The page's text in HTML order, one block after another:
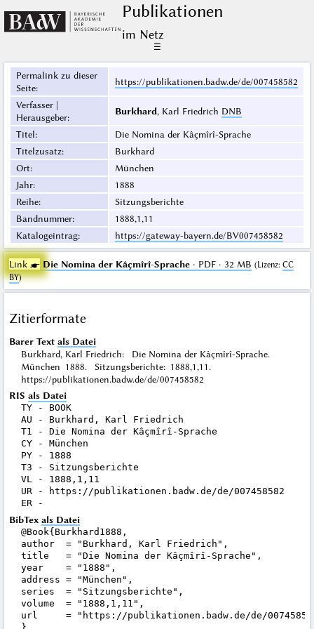
Publikationen
im Netz
☰
Permalink zu dieser
Seite:
https://publikationen.badw.de/de/007458582
Verfasser |
Herausgeber:
Burkhard, Karl Friedrich DNB
Titel:
Die Nomina der Kâçmîrî-Sprache
Titelzusatz:
Burkhard
Ort:
München
Jahr:
1888
Reihe:
Sitzungsberichte
Bandnummer:
1888,1,11
Katalogeintrag: https://gateway-bayern.de/BV007458582
Link ☛ Die Nomina der Kâçmîrî-Sprache· PDF · 32 MB (Lizenz: CC
BY)
Zitierformate
Barer Text als Datei
Burkhard, Karl Friedrich: Die Nomina der Kâçmîrî-Sprache.
München 1888. Sitzungsberichte: 1888,1,11.
https://publikationen.badw.de/de/007458582
RIS als Datei
TY - BOOK
AU - Burkhard, Karl Friedrich
T1 - Die Nomina der Kâçmîrî-Sprache
CY - München
PY - 1888
T3 - Sitzungsberichte
VL - 1888,1,11
UR - https://publikationen.badw.de/de/007458582
BibTex als Datei
@Book{Burkhard1888,
author  = "Burkhard, Karl Friedrich",
title   = "Die Nomina der Kâçmîrî-Sprache",
year    = "1888",
address = "München",
series  = "Sitzungsberichte",
volume  = "1888,1,11",
url     = "https://publikationen.badw.de/de/